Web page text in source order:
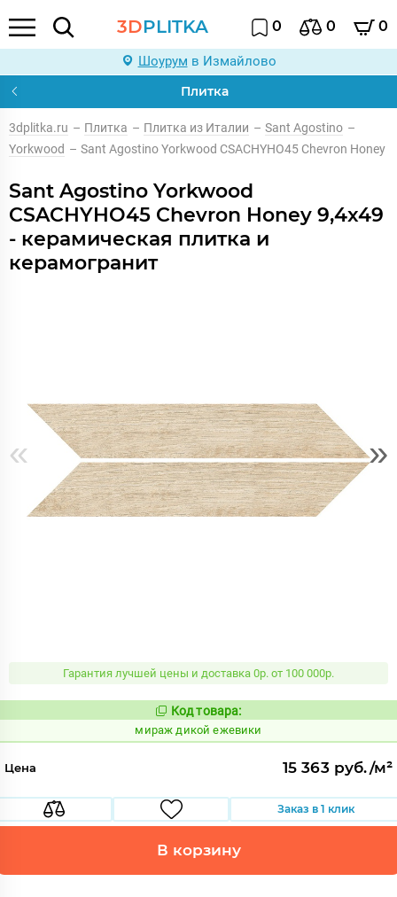
3DPLITKA 0 0 0
Шоурум в Измайлово
Плитка
3dplitka.ru – Плитка – Плитка из Италии – Sant Agostino –
Yorkwood – Sant Agostino Yorkwood CSACHYHO45 Chevron Honey
Sant Agostino Yorkwood
CSACHYHO45 Chevron Honey 9,4x49
- керамическая плитка и
керамогранит
« »
Гарантия лучшей цены и доставка 0р. от 100 000р.
Код:
987524
Код товара:
мираж дикой ежевики
Цена 15 363 руб./м²
Заказ в 1 клик
В корзину